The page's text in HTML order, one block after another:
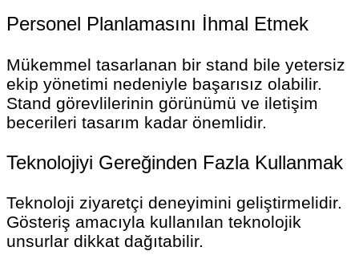
Personel Planlamasını İhmal Etmek
Mükemmel tasarlanan bir stand bile yetersiz
ekip yönetimi nedeniyle başarısız olabilir.
Stand görevlilerinin görünümü ve iletişim
becerileri tasarım kadar önemlidir.
Teknolojiyi Gereğinden Fazla Kullanmak
Teknoloji ziyaretçi deneyimini geliştirmelidir.
Gösteriş amacıyla kullanılan teknolojik
unsurlar dikkat dağıtabilir.